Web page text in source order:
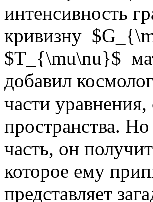
интенсивность
кривизну
$T_{\mu\nu}$
добавил
части
пространства.
часть, он
которое ему
представляет